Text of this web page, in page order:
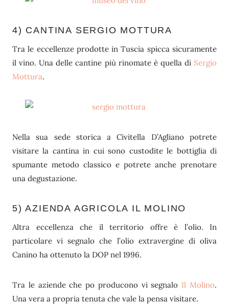
4) CANTINA SERGIO MOTTURA
Tra le eccellenze prodotte in Tuscia spicca sicuramente
il vino. Una delle cantine più rinomate è quella di Sergio
Mottura.
Nella sua sede storica a Civitella D’Agliano potrete
visitare la cantina in cui sono custodite le bottiglia di
spumante metodo classico e potrete anche prenotare
una degustazione.
5) AZIENDA AGRICOLA IL MOLINO
Altra eccellenza che il territorio offre è l’olio. In
particolare vi segnalo che l’olio extravergine di oliva
Canino ha ottenuto la DOP nel 1996.
Tra le aziende che po producono vi segnalo Il Molino.
Una vera a propria tenuta che vale la pensa visitare.